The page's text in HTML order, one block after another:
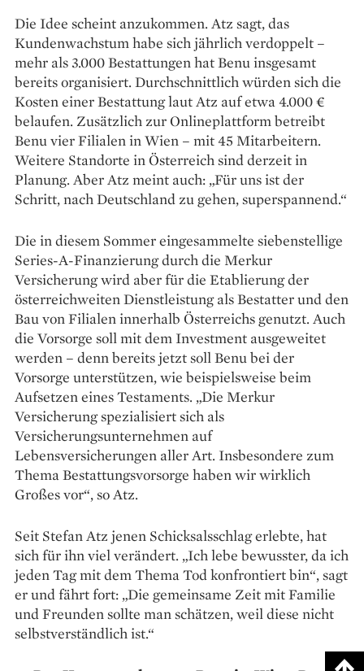
Die Idee scheint anzukommen. Atz sagt, das
Kundenwachstum habe sich jährlich verdoppelt –
mehr als 3.000 Bestattungen hat Benu insgesamt
bereits organisiert. Durchschnittlich würden sich die
Kosten einer Bestattung laut Atz auf etwa 4.000 €
belaufen. Zusätzlich zur Onlineplattform betreibt
Benu vier Filialen in Wien – mit 45 Mitarbeitern.
Weitere Standorte in Österreich sind derzeit in
Planung. Aber Atz meint auch: „Für uns ist der
Schritt, nach Deutschland zu gehen, superspannend.“
Die in diesem Sommer eingesammelte siebenstellige
Series-A-­Finanzierung durch die Merkur
Versicherung wird aber für die Etablierung der
österreichweiten Dienstleistung als Bestatter und den
Bau von Filialen innerhalb Österreichs genutzt. Auch
die Vorsorge soll mit dem Investment ausgeweitet
werden – denn bereits jetzt soll Benu bei der
Vorsorge unterstützen, wie beispielsweise beim
Aufsetzen eines Testaments. „Die Merkur
Versicherung spezialisiert sich als
Versicherungsunternehmen auf
Lebensversicherungen aller Art. Insbesondere zum
Thema Bestattungsvorsorge haben wir wirklich
Großes vor“, so Atz.
Seit Stefan Atz jenen Schicksalsschlag erlebte, hat
sich für ihn viel verändert. „Ich lebe bewusster, da ich
jeden Tag mit dem Thema Tod konfrontiert bin“, sagt
er und fährt fort: „Die gemeinsame Zeit mit Familie
und Freunden sollte man schätzen, weil diese nicht
selbst­verständlich ist.“